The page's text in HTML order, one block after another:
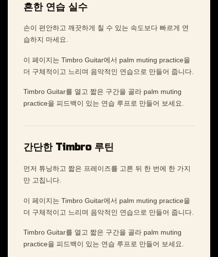
흔한 연습 실수
손이 편안하고 깨끗하게 칠 수 있는 속도보다 빠르게 연
습하지 마세요.
이 페이지는 Timbro Guitar에서 palm muting practice을
더 구체적이고 느리며 음악적인 연습으로 만들어 줍니다.
Timbro Guitar를 열고 짧은 구간을 골라 palm muting
practice을 피드백이 있는 연습 루프로 만들어 보세요.
간단한 Timbro 루틴
먼저 튜닝하고 짧은 프레이즈를 고른 뒤 한 번에 한 가지
만 고칩니다.
이 페이지는 Timbro Guitar에서 palm muting practice을
더 구체적이고 느리며 음악적인 연습으로 만들어 줍니다.
Timbro Guitar를 열고 짧은 구간을 골라 palm muting
practice을 피드백이 있는 연습 루프로 만들어 보세요.